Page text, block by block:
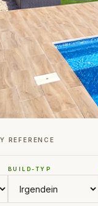
REFERENCE
BUILD-TYP